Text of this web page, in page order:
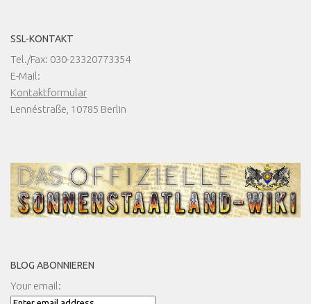
SSL-KONTAKT
Tel./Fax: 030-23320773354
E-Mail:
Kontaktformular
Lennéstraße, 10785 Berlin
BLOG ABONNIEREN
Your email: